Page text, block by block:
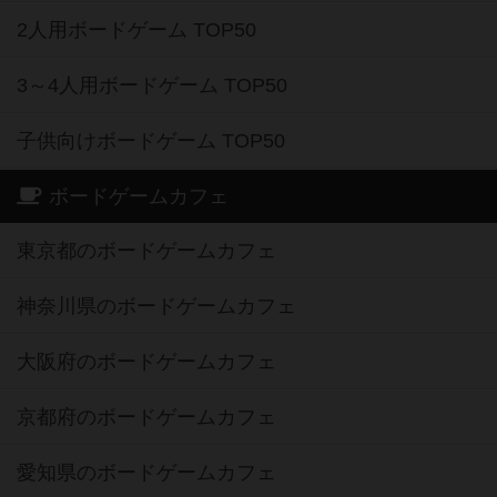
2人用ボードゲーム TOP50
3～4人用ボードゲーム TOP50
子供向けボードゲーム TOP50
ボードゲームカフェ
東京都のボードゲームカフェ
神奈川県のボードゲームカフェ
大阪府のボードゲームカフェ
京都府のボードゲームカフェ
愛知県のボードゲームカフェ